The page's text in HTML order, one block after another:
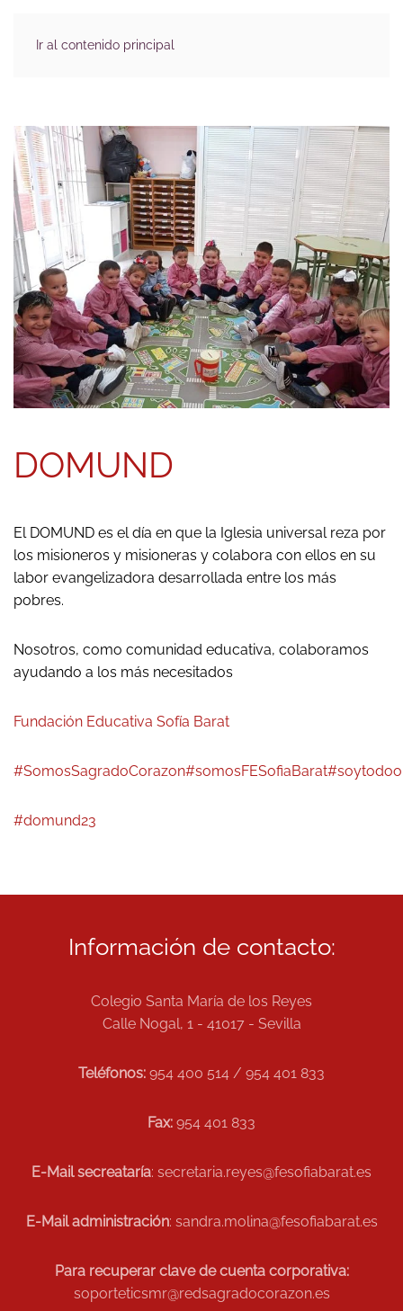
Ir al contenido principal
DOMUND
El DOMUND es el día en que la Iglesia universal reza por
los misioneros y misioneras y colabora con ellos en su
labor evangelizadora desarrollada entre los más
pobres.
Nosotros, como comunidad educativa, colaboramos
ayudando a los más necesitados
Fundación Educativa Sofía Barat
#SomosSagradoCorazon#somosFESofiaBarat
#domund23
Información de contacto:
Colegio Santa María de los Reyes
Calle Nogal, 1 - 41017 - Sevilla
Teléfonos: 954 400 514 / 954 401 833
Fax: 954 401 833
E-Mail secreataría: secretaria.reyes@fesofiabarat.es
E-Mail administración: sandra.molina@fesofiabarat.es
Para recuperar clave de cuenta corporativa:
soporteticsmr@redsagradocorazon.es